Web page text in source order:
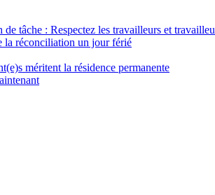
tâche : Respectez les travailleurs et
la réconciliation un jour férié
méritent la résidence permanente